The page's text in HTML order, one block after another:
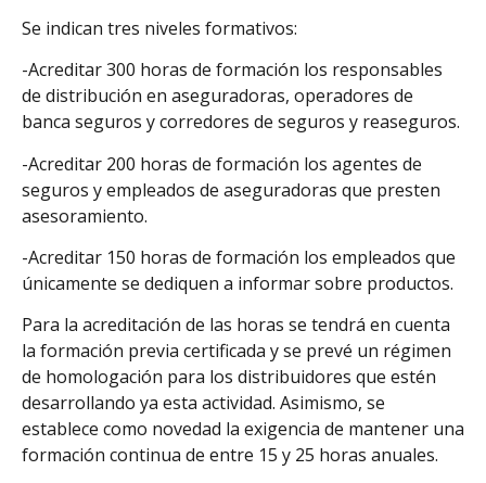
Se indican tres niveles formativos:
-Acreditar 300 horas de formación los responsables
de distribución en aseguradoras, operadores de
banca seguros y corredores de seguros y reaseguros.
-Acreditar 200 horas de formación los agentes de
seguros y empleados de aseguradoras que presten
asesoramiento.
-Acreditar 150 horas de formación los empleados que
únicamente se dediquen a informar sobre productos.
Para la acreditación de las horas se tendrá en cuenta
la formación previa certificada y se prevé un régimen
de homologación para los distribuidores que estén
desarrollando ya esta actividad. Asimismo, se
establece como novedad la exigencia de mantener una
formación continua de entre 15 y 25 horas anuales.